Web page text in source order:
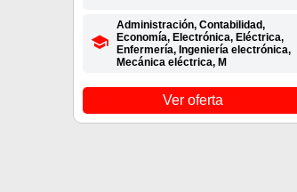
Administración, Contabilidad,
Economía, Electrónica, Eléctrica,
Enfermería, Ingeniería electrónica,
Mecánica eléctrica, M
Ver oferta